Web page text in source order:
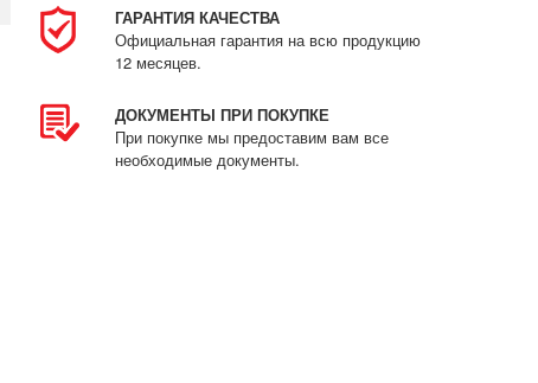
ГАРАНТИЯ КАЧЕСТВА
Официальная гарантия на всю продукцию
12 месяцев.
ДОКУМЕНТЫ ПРИ ПОКУПКЕ
При покупке мы предоставим вам все
необходимые документы.